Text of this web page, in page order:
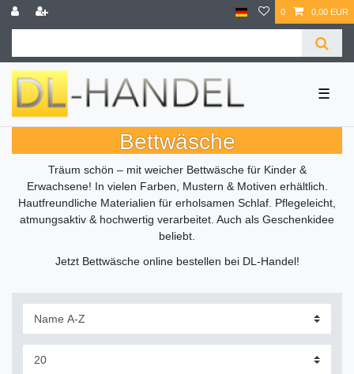
0 0,00 EUR
☰
Bettwäsche
Träum schön – mit weicher Bettwäsche für Kinder &
Erwachsene! In vielen Farben, Mustern & Motiven erhältlich.
Hautfreundliche Materialien für erholsamen Schlaf. Pflegeleicht,
atmungsaktiv & hochwertig verarbeitet. Auch als Geschenkidee
beliebt.
Jetzt Bettwäsche online bestellen bei DL-Handel!